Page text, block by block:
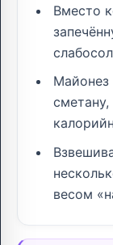
Вместо
весом